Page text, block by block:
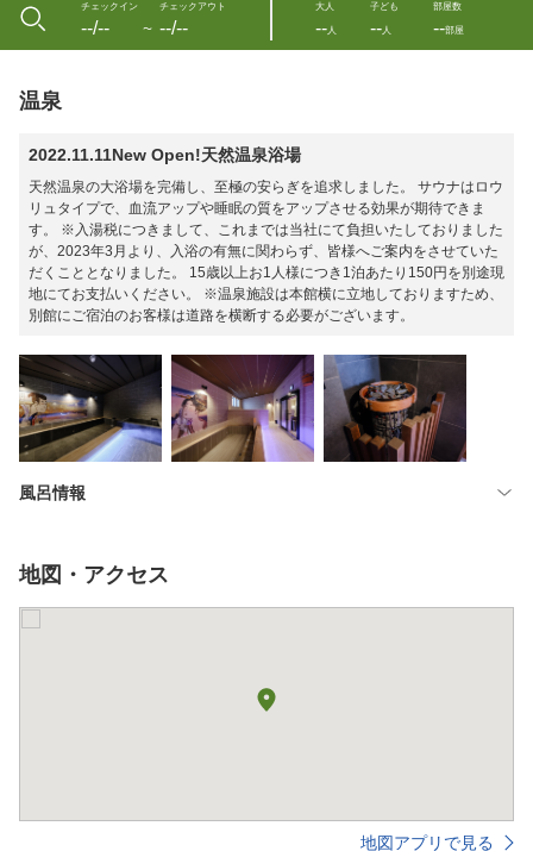
チェックイン
--/-- 〜
チェックアウト
--/--
大人
--人
子ども
--人
部屋数
--部屋
温泉
2022.11.11New Open!天然温泉浴場
天然温泉の大浴場を完備し、至極の安らぎを追求しました。 サウナはロウ
リュタイプで、血流アップや睡眠の質をアップさせる効果が期待できま
す。 ※入湯税につきまして、これまでは当社にて負担いたしておりました
が、2023年3月より、入浴の有無に関わらず、皆様へご案内をさせていた
だくこととなりました。 15歳以上お1人様につき1泊あたり150円を別途現
地にてお支払いください。 ※温泉施設は本館横に立地しておりますため、
別館にご宿泊のお客様は道路を横断する必要がございます。
風呂情報
地図・アクセス
地図アプリで見る